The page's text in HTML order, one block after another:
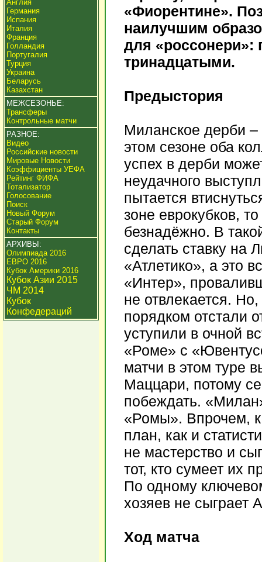
Англия
Германия
Испания
Италия
Франция
Голландия
Португалия
Турция
Украина
Беларусь
Казахстан
МЕЖСЕЗОНЬЕ:
Трансферы
Контрольные матчи
РАЗНОЕ:
Видео
Российские новости
Мировые Новости
Коэффициенты УЕФА
Рейтинг ФИФА
Тотализатор
Голосование
Поиск
Новый Форум
Старый Форум
Контакты
АРХИВЫ:
Олимпиада 2016
ЕВРО 2016
Кубок Америки 2016
Кубок Азии 2015
ЧМ 2014
Кубок
Конфедераций
«Фиорентине».
наилучшим
для «россонери»:
тринадцатыми.
Предыстория
Миланское дерби –
этом сезоне оба
успех в дерби
неудачного
пытается
зоне еврокубков,
безнадёжно. В
сделать ставку на
«Атлетико», а это
«Интер»,
не отвлекается.
порядком отстали
уступили в очной
«Роме» с
матчи в этом туре
Маццари, потому
побеждать.
«Ромы». Впрочем,
план, как и
не мастерство и
тот, кто сумеет их
По одному
хозяев не сыграет
Ход матча